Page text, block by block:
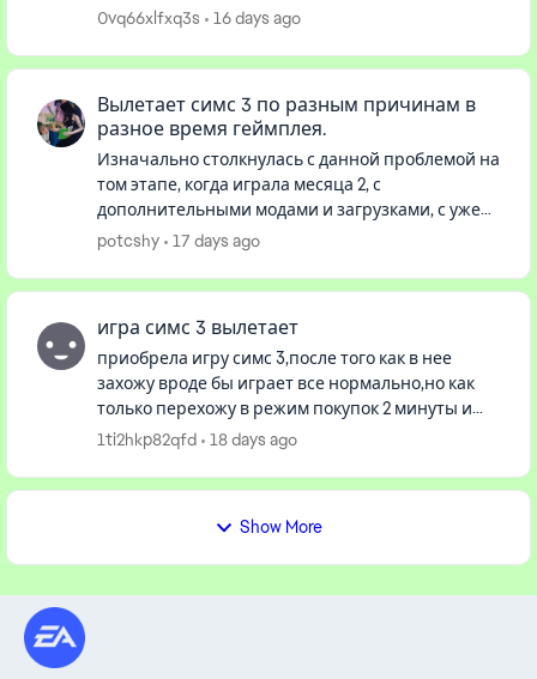
0vq66xlfxq3s
16 days ago
Вылетает симс 3 по разным причинам в
разное время геймплея.
Изначально столкнулась с данной проблемой на
том этапе, когда играла месяца 2, с
дополнительными модами и загрузками, с уже
по сто раз сохранёнными городами - в
potcshy 17 days ago
игра симс 3 вылетает
приобрела игру симс 3,после того как в нее
захожу вроде бы играет все нормально,но как
только перехожу в режим покупок 2 минуты и
сразу вылетает даже не кспеваю сохранить игру
1ti2hkp82qfd 18 days ago
Show More